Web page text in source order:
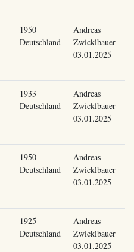
1950
Deutschland
Andreas
Zwicklbauer
03.01.2025
1933
Deutschland
Andreas
Zwicklbauer
03.01.2025
1950
Deutschland
Andreas
Zwicklbauer
03.01.2025
1925
Deutschland
Andreas
Zwicklbauer
03.01.2025